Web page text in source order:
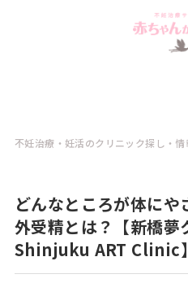
不妊治療・妊活のクリニック探し・
どんなところが体に
外受精とは？【新橋夢
Shinjuku ART Clinic】